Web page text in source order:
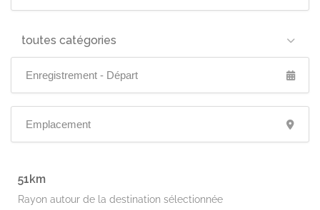
toutes catégories
51
Rayon autour de la destination sélectionnée